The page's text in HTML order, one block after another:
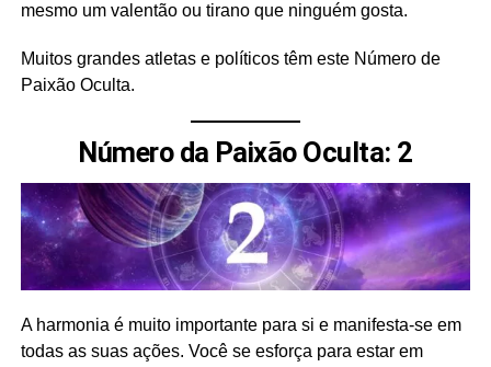
mesmo um valentão ou tirano que ninguém gosta.
Muitos grandes atletas e políticos têm este Número de
Paixão Oculta.
Número da Paixão Oculta: 2
A harmonia é muito importante para si e manifesta-se em
todas as suas ações. Você se esforça para estar em